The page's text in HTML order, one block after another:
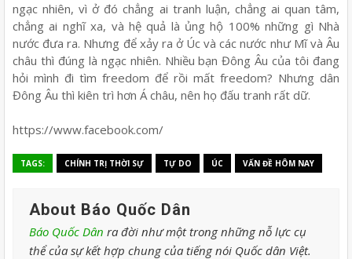
ngạc nhiên, vì ở đó chẳng ai tranh luận, chẳng ai quan tâm,
chẳng ai nghĩ xa, và hệ quả là ủng hộ 100% những gì Nhà
nước đưa ra. Nhưng để xảy ra ở Úc và các nước như Mĩ và Âu
châu thì đúng là ngạc nhiên. Nhiều bạn Đông Âu của tôi đang
hỏi mình đi tìm freedom để rồi mất freedom? Nhưng dân
Đông Âu thì kiên trì hơn Á châu, nên họ đấu tranh rất dữ.
https://www.facebook.com/
TAGS: CHÍNH TRỊ THỜI SỰ TỰ DO ÚC VẤN ĐỀ HÔM NAY
About Báo Quốc Dân
Báo Quốc Dân ra đời như một trong những nỗ lực cụ
thể của sự kết hợp chung của tiếng nói Quốc dân Việt.